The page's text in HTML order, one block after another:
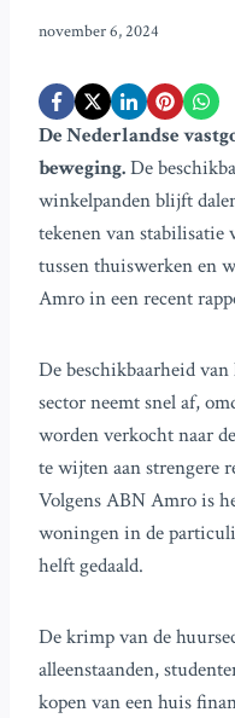
november 6, 2024
De Nederlandse
beweging.De
winkelpanden blijft
tekenen van stabilisatie
tussen thuiswerken en
Amro in een recent
De beschikbaarheid
sector neemt snel af,
worden verkocht naar
te wijten aan strengere
Volgens ABN Amro is
woningen in de
helft gedaald.
De krimp van de
alleenstaanden,
kopen van een huis